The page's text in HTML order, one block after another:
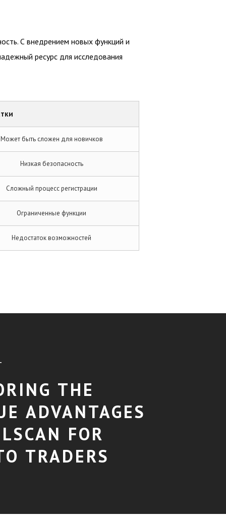
С внедрением новых функций и
ресурс для исследования
Может быть сложен для новичков
Низкая безопасность
Сложный процесс регистрации
Ограниченные функции
Недостаток возможностей
THE
ADVANTAGES
FOR
TRADERS